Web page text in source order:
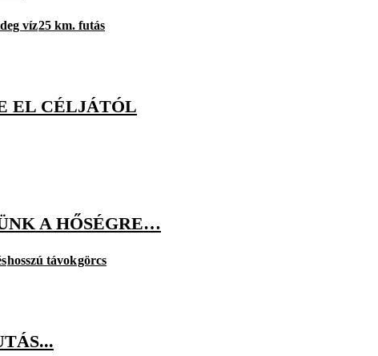
víz25 km. futás
EL CÉLJÁTÓL
A HŐSÉGRE…
hosszú távokgörcs